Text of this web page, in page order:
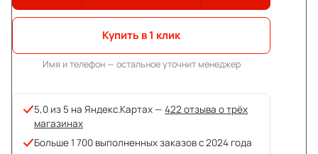
Купить в 1 клик
Имя и телефон — остальное уточнит менеджер
5,0 из 5 на Яндекс.Картах — 422 отзыва о трёх
магазинах
Больше 1 700 выполненных заказов с 2024 года